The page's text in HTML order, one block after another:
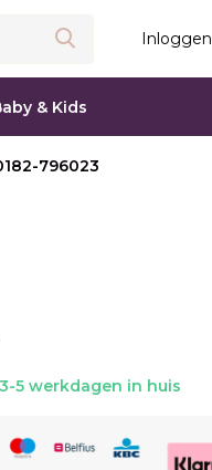
Inloggen
& Kids
796023
5 werkdagen in huis